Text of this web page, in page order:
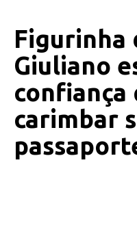
Figurinha
Giuliano
confiança
carimbar